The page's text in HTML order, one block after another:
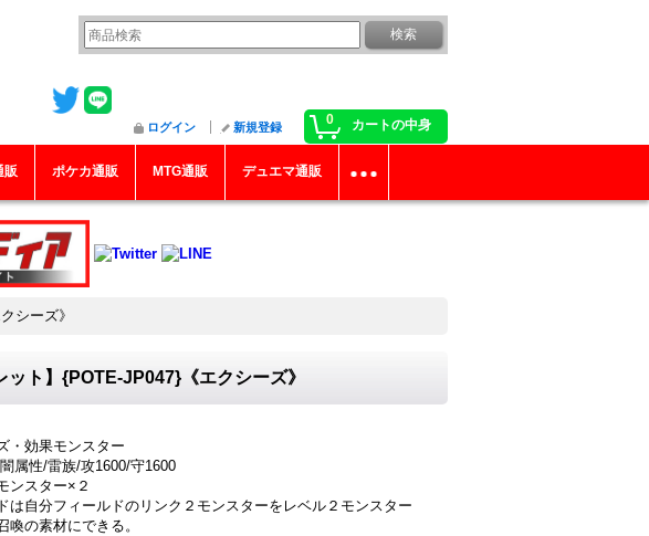
0 カートの中身
ログイン 新規登録
販 ポケカ通販 MTG通販 デュエマ通販
シーズ》
ト】{POTE-JP047}《エクシーズ》
・効果モンスター
属性/雷族/攻1600/守1600
ンスター×２
は自分フィールドのリンク２モンスターをレベル２モンスター
喚の素材にできる。